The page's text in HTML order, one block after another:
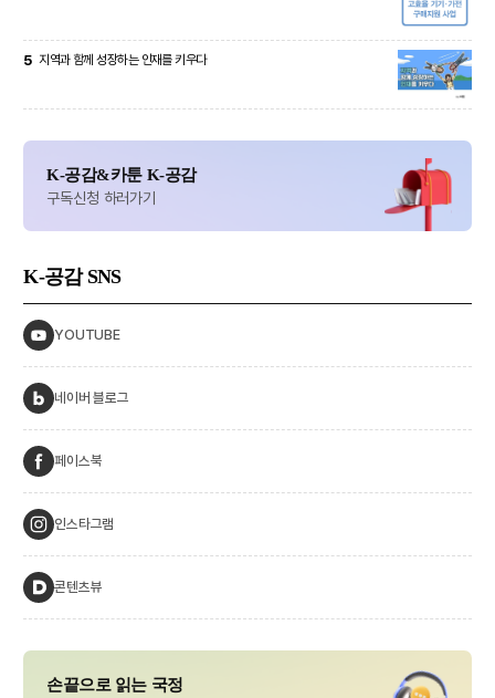
5 지역과 함께 성장하는 인재를 키우다
K-공감&카툰 K-공감
구독신청 하러가기
K-공감 SNS
YOUTUBE
네이버 블로그
페이스북
인스타그램
콘텐츠뷰
손끝으로 읽는 국정